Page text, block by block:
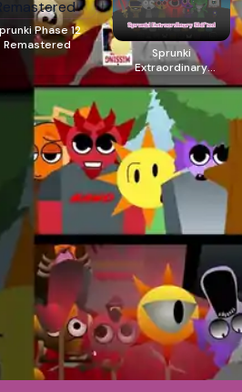
Phase 12
Remastered
Sprunki
Extraordinary
Shifted